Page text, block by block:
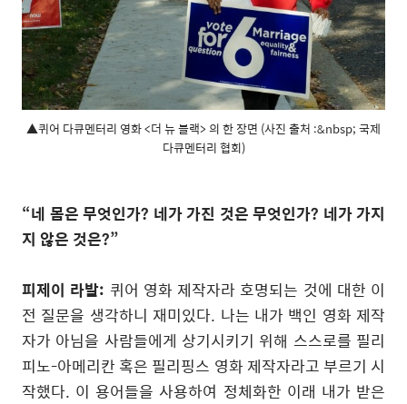
▲퀴어 다큐멘터리 영화 <더 뉴 블랙> 의 한 장면 (사진 출처 :&nbsp; 국제
다큐멘터리 협회)
“네 몸은 무엇인가? 네가 가진 것은 무엇인가? 네가 가지
지 않은 것은?”
피제이 라발: 퀴어 영화 제작자라 호명되는 것에 대한 이
전 질문을 생각하니 재미있다. 나는 내가 백인 영화 제작
자가 아님을 사람들에게 상기시키기 위해 스스로를 필리
피노-아메리칸 혹은 필리핑스 영화 제작자라고 부르기 시
작했다. 이 용어들을 사용하여 정체화한 이래 내가 받은